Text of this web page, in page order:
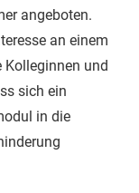
angeboten.
an einem
und
sich ein
in die